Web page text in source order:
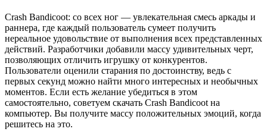
Crash Bandicoot: со всех ног — увлекательная смесь аркады и
раннера, где каждый пользователь сумеет получить
нереальное удовольствие от выполнения всех представленных
действий. Разработчики добавили массу удивительных черт,
позволяющих отличить игрушку от конкурентов.
Пользователи оценили старания по достоинству, ведь с
первых секунд можно найти много интересных и необычных
моментов. Если есть желание убедиться в этом
самостоятельно, советуем скачать Crash Bandicoot на
компьютер. Вы получите массу положительных эмоций, когда
решитесь на это.